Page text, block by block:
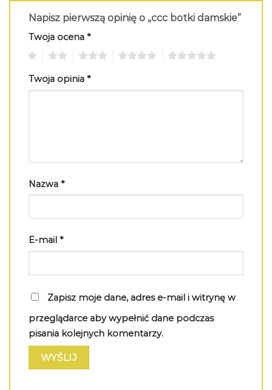
Napisz pierwszą opinię o „ccc botki damskie”
Twoja ocena *
Twoja opinia *
Nazwa *
E-mail *
Zapisz moje dane, adres e-mail i witrynę w
przeglądarce aby wypełnić dane podczas
pisania kolejnych komentarzy.